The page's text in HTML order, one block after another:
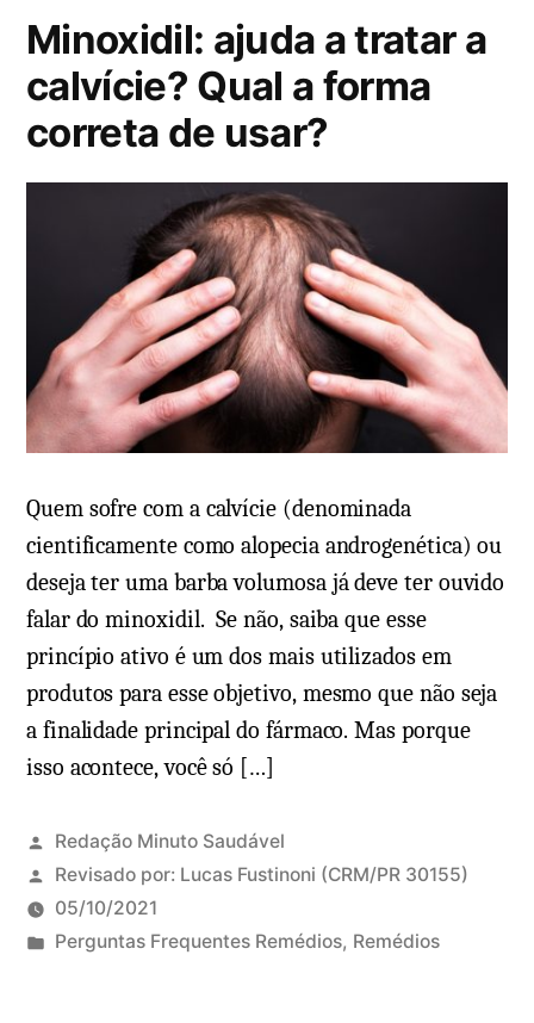
a
d
o
m
Minoxidil: ajuda a tratar a
calvície? Qual a forma
correta de usar?
Quem sofre com a calvície (denominada
cientificamente como alopecia androgenética) ou
deseja ter uma barba volumosa já deve ter ouvido
falar do minoxidil. Se não, saiba que esse
princípio ativo é um dos mais utilizados em
produtos para esse objetivo, mesmo que não seja
a finalidade principal do fármaco. Mas porque
isso acontece, você só […]
Redação Minuto Saudável
Revisado por: Lucas Fustinoni (CRM/PR 30155)
05/10/2021
P
Perguntas Frequentes Remédios, Remédios